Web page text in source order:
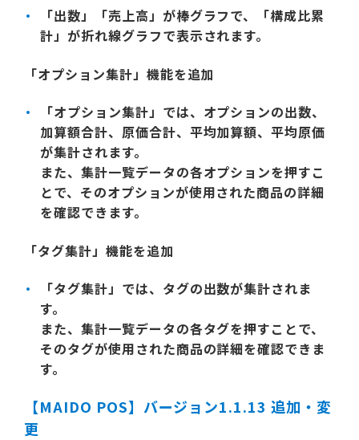
「出数」「売上高」が棒グラフで、「構成比累
計」が折れ線グラフで表示されます。
「オプション集計」機能を追加
「オプション集計」では、オプションの出数、
加算額合計、原価合計、平均加算額、平均原価
が集計されます。
また、集計一覧データの各オプションを押すこ
とで、そのオプションが使用された商品の詳細
を確認できます。
「タグ集計」機能を追加
「タグ集計」では、タグの出数が集計されま
す。
また、集計一覧データの各タグを押すことで、
そのタグが使用された商品の詳細を確認できま
す。
【MAIDO POS】バージョン1.1.13 追加・変
更